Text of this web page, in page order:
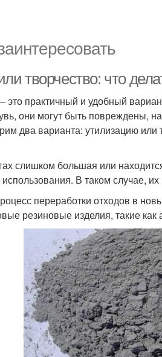
творчество: что
это практичный и удобный
они могут быть повреждены,
два варианта: утилизацию или
слишком большая или
В таком случае,
переработки отходов в
резиновые изделия, такие